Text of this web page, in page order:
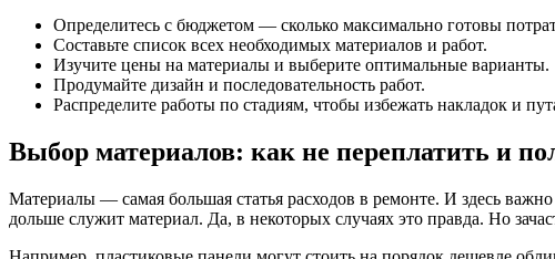
Определитесь с бюджетом — сколько максимально готовы
Составьте список всех необходимых материалов и работ.
Изучите цены на материалы и выберите оптимальные варианты.
Продумайте дизайн и последовательность работ.
Распределите работы по стадиям, чтобы избежать накладок и
Выбор материалов: как не переплатить и
Материалы — самая большая статья расходов в ремонте. И здесь
дольше служит материал. Да, в некоторых случаях это правда. Но